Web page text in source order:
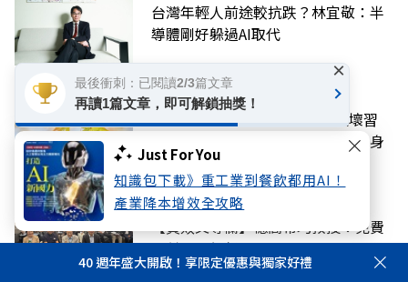
Just For You
知識包下載》重工業到餐飲都用AI！
產業降本增效全攻略
台灣年輕人前途較抗跌？林宜敬：半
導體剛好躲過AI取代
好享生活
立秋後就會變涼？注意這「4個壞習
慣」降低免疫力，小心夏季流感上身
話題
【黃效文專欄】憶高希均教授：免費
或付費，午餐不再！
40 週年盛大開啟！享限定優惠與獨家好禮
最後衝刺：已閱讀2/3篇文章
再讀1篇文章，即可解鎖抽獎！
×